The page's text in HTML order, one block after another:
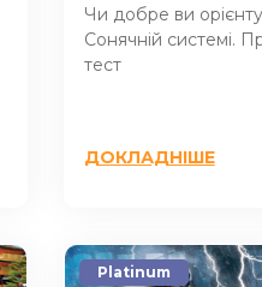
Чи добре ви
Сонячній системі.
тест
ДОКЛАДНІШЕ
Platinum